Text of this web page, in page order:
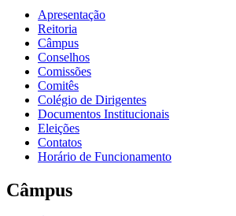
Apresentação
Reitoria
Câmpus
Conselhos
Comissões
Comitês
Colégio de Dirigentes
Documentos Institucionais
Eleições
Contatos
Horário de Funcionamento
Câmpus